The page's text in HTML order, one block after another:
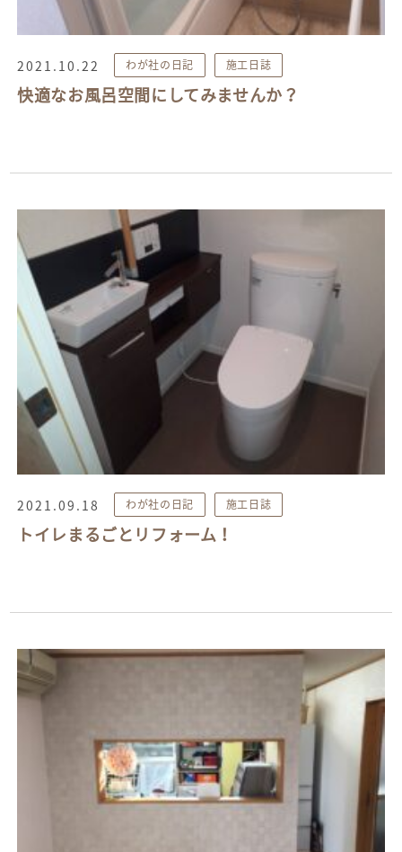
2021.10.22 わが社の日記 施工日誌
快適なお風呂空間にしてみませんか？
2021.09.18 わが社の日記 施工日誌
トイレまるごとリフォーム！